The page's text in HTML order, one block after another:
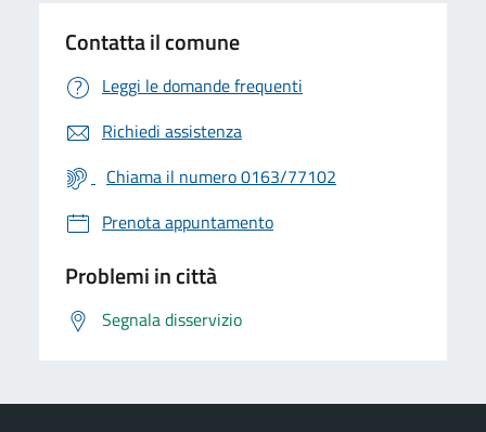
Contatta il comune
Leggi le domande frequenti
Richiedi assistenza
Chiama il numero 0163/77102
Prenota appuntamento
Problemi in città
Segnala disservizio